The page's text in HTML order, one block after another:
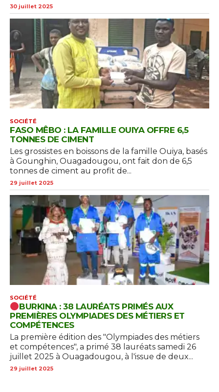
30 juillet 2025
SOCIÉTÉ
FASO MÊBO : LA FAMILLE OUIYA OFFRE 6,5
TONNES DE CIMENT
Les grossistes en boissons de la famille Ouiya, basés
à Gounghin, Ouagadougou, ont fait don de 6,5
tonnes de ciment au profit de...
29 juillet 2025
SOCIÉTÉ
BURKINA : 38 LAURÉATS PRIMÉS AUX
PREMIÈRES OLYMPIADES DES MÉTIERS ET
COMPÉTENCES
La première édition des "Olympiades des métiers
et compétences", a primé 38 lauréats samedi 26
juillet 2025 à Ouagadougou, à l'issue de deux...
29 juillet 2025